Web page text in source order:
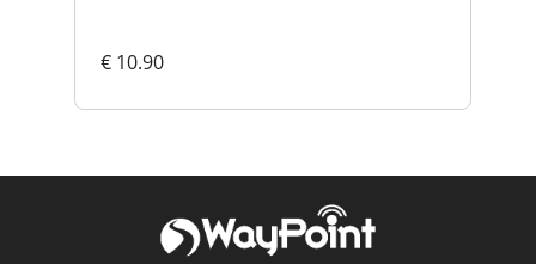
€ 10.90